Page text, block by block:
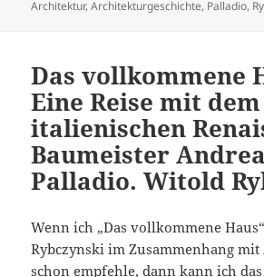
am
Architektur,Architekturgeschichte, Palladio,
Das vollkommene
Eine Reise mit dem
italienischen
Baumeister Andrea
Palladio. Witold
Wenn ich „Das vollkommene
Rybczynski im Zusammenhang
schonempfehle, dann kann ich